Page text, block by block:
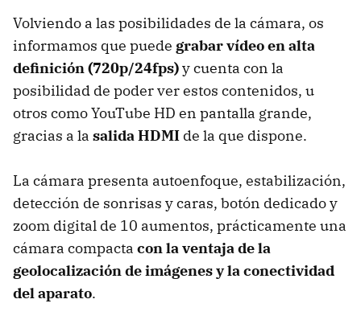
Volviendo a las posibilidades de la cámara, os
informamos que puede grabar vídeo en alta
definición (720p/24fps)y cuenta con la
posibilidad de poder ver estos contenidos, u
otros como YouTube HD en pantalla grande,
gracias a la salida HDMI de la que dispone.
La cámara presenta autoenfoque, estabilización,
detección de sonrisas y caras, botón dedicado y
zoom digital de 10 aumentos, prácticamente una
cámara compacta con la ventaja de la
geolocalización de imágenes y la conectividad
del aparato.